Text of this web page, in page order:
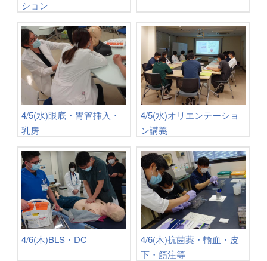
ション
4/5(水)眼底・胃管挿入・
乳房
4/5(水)オリエンテーショ
ン講義
4/6(木)BLS・DC
4/6(木)抗菌薬・輸血・皮
下・筋注等